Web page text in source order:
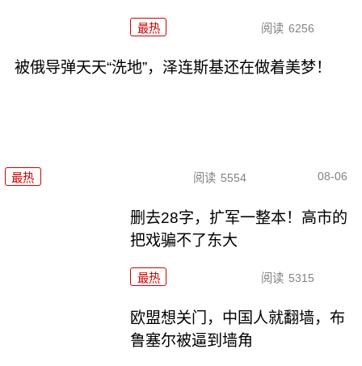
最热 阅读 6256
被俄导弹天天“洗地”，泽连斯基还在做着美梦！
最热 阅读 5554 08-06
删去28字，扩军一整本！高市的
把戏骗不了东大
最热 阅读 5315
欧盟想关门，中国人就翻墙，布
鲁塞尔被逼到墙角